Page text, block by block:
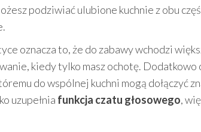
podziwiać ulubione kuchnie z obu
oznacza to, że do zabawy wchodzi
kiedy tylko masz ochotę. Dodatkowo
do wspólnej kuchni mogą dołączyć
uzupełnia funkcja czatu głosowego,